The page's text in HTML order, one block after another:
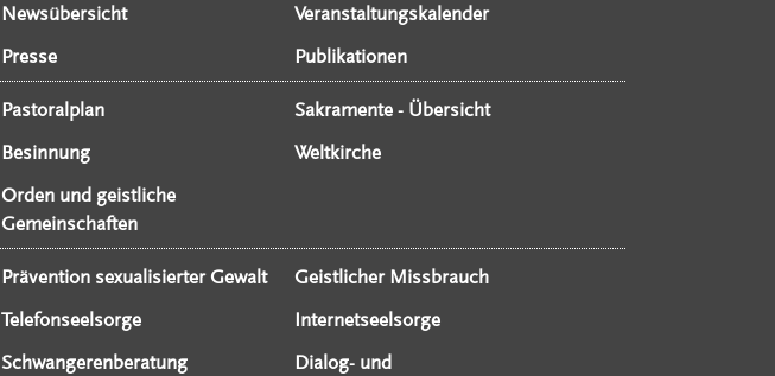
Newsübersicht
Veranstaltungskalender
Presse Publikationen
Pastoralplan
Sakramente - Übersicht
Besinnung
Weltkirche
Orden und geistliche
Gemeinschaften
Prävention sexualisierter Gewalt
Geistlicher Missbrauch
Telefonseelsorge
Internetseelsorge
Schwangerenberatung
Dialog- und